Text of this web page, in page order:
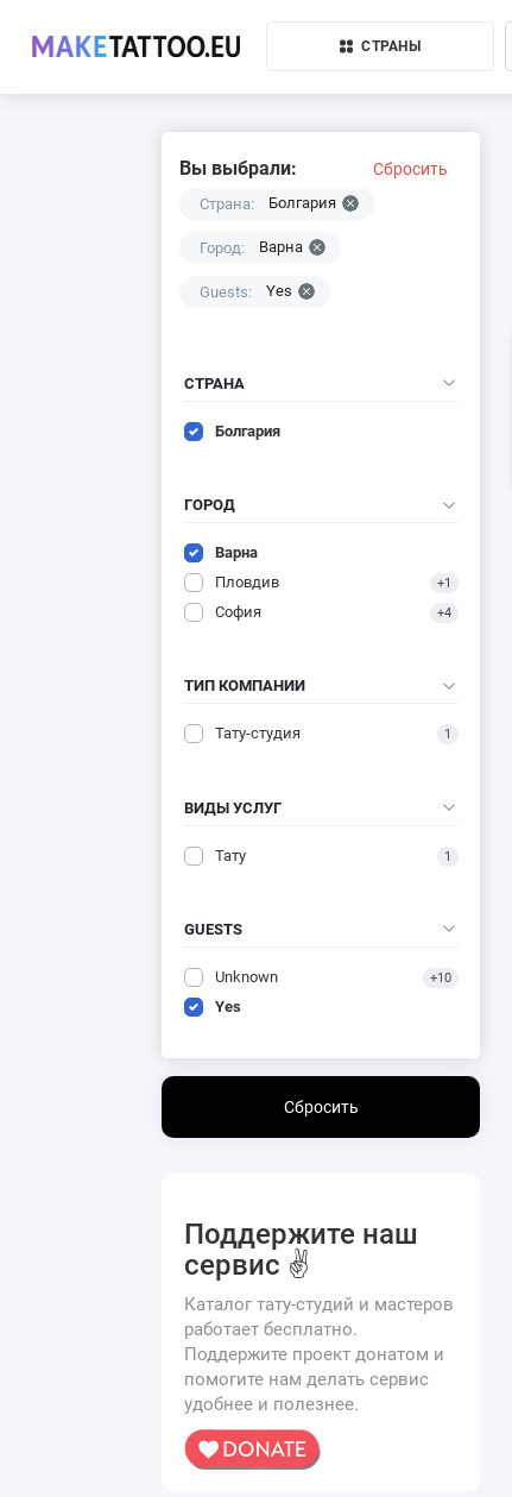
СТРАНЫ
Вы выбрали: Сбросить
Страна: Болгария
Город: Варна
Guests: Yes
СТРАНА
Болгария
ГОРОД
Варна
Пловдив
+1
София +4
ТИП КОМПАНИИ
Тату-студия 1
ВИДЫ УСЛУГ
Тату 1
GUESTS
Unknown +10
Yes
Сбросить
Поддержите наш
сервис ✌️
Каталог тату-студий и мастеров
работает бесплатно.
Поддержите проект донатом и
помогите нам делать сервис
удобнее и полезнее.